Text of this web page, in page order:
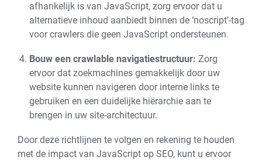
afhankelijk is van JavaScript, zorg ervoor dat u
alternatieve inhoud aanbiedt binnen de ‘noscript’-tag
voor crawlers die geen JavaScript ondersteunen.
Bouw een crawlable navigatiestructuur: Zorg
ervoor dat zoekmachines gemakkelijk door uw
website kunnen navigeren door interne links te
gebruiken en een duidelijke hiërarchie aan te
brengen in uw site-architectuur.
Door deze richtlijnen te volgen en rekening te houden
met de impact van JavaScript op SEO, kunt u ervoor